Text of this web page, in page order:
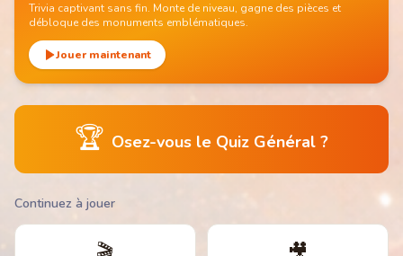
Trivia captivant sans fin. Monte de niveau, gagne des pièces et
débloque des monuments emblématiques.
Jouer maintenant
🏆 Osez-vous le Quiz Général ?
Continuez à jouer